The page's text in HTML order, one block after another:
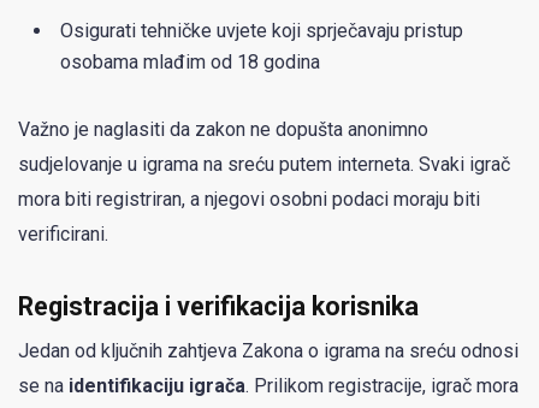
Osigurati tehničke uvjete koji sprječavaju pristup
osobama mlađim od 18 godina
Važno je naglasiti da zakon ne dopušta anonimno
sudjelovanje u igrama na sreću putem interneta. Svaki igrač
mora biti registriran, a njegovi osobni podaci moraju biti
verificirani.
Registracija i verifikacija korisnika
Jedan od ključnih zahtjeva Zakona o igrama na sreću odnosi
se na identifikaciju igrača. Prilikom registracije, igrač mora